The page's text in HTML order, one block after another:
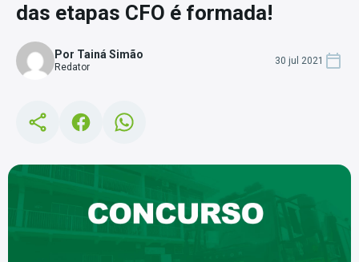
das etapas CFO é formada!
Por Tainá Simão
Redator
30 jul 2021